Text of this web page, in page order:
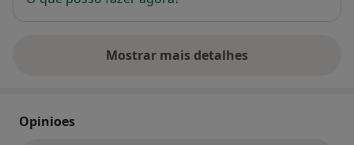
Mostrar mais detalhes
sobre o endereço
Opinioes